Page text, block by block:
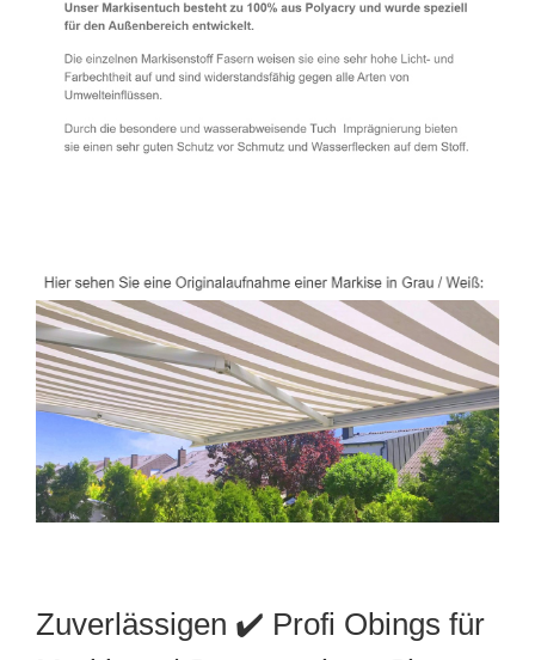
Zuverlässigen ✔️ Profi Obings für